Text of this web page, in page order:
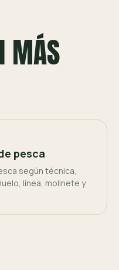
MÁS
pesca
según técnica,
línea, molinete y